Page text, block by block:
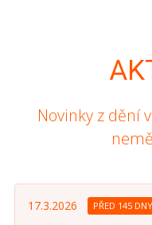
Novinky z dění
17.3.2026 PŘED 145 DNY